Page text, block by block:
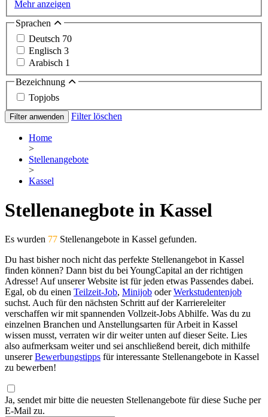
Mehr anzeigen
Sprachen
Deutsch 70
Englisch 3
Arabisch 1
Bezeichnung
Topjobs
Filter anwenden Filter löschen
Home
>
Stellenangebote
>
Kassel
Stellenanegbote in Kassel
Es wurden 77 Stellenangebote in Kassel gefunden.
Du hast bisher noch nicht das perfekte Stellenangebot in Kassel
finden können? Dann bist du bei YoungCapital an der richtigen
Adresse! Auf unserer Website ist für jeden etwas Passendes dabei.
Egal, ob du einen Teilzeit-Job, Minijob oderWerkstudentenjob
suchst. Auch für den nächsten Schritt auf der Karriereleiter
verschaffen wir mit spannenden Vollzeit-Jobs Abhilfe. Was du zu
einzelnen Branchen und Anstellungsarten für Arbeit in Kassel
wissen musst, verraten wir dir weiter unten auf dieser Seite. Lies
also aufmerksam weiter und sei anschließend bereit, dich mithilfe
unsererBewerbungstipps für interessante Stellenangebote in Kassel
zu bewerben!
Ja, sendet mir bitte die neuesten Stellenangebote für diese Suche per
E-Mail zu.